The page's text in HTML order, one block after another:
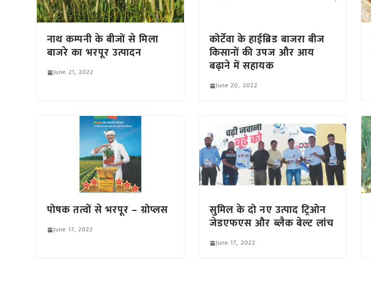
नाथ कम्पनी के बीजों से मिला
बाजरे का भरपूर उत्पादन
June 21, 2022
कोर्टेवा के हाईब्रिड बाजरा बीज
किसानों की उपज और आय
बढ़ाने में सहायक
June 20, 2022
पोषक तत्वों से भरपूर – ग्रोप्लस
June 17, 2022
सुमिल के दो नए उत्पाद ट्रिओन
जेडएफएस और ब्लैक बेल्ट लांच
June 17, 2022